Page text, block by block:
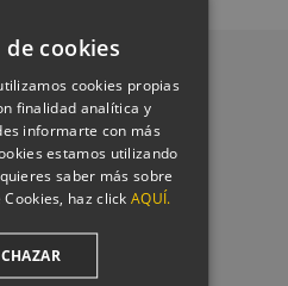
cookies
cookies propias
finalidad analítica y
informarte con más
estamos utilizando
saber más sobre
haz clickAQUÍ.